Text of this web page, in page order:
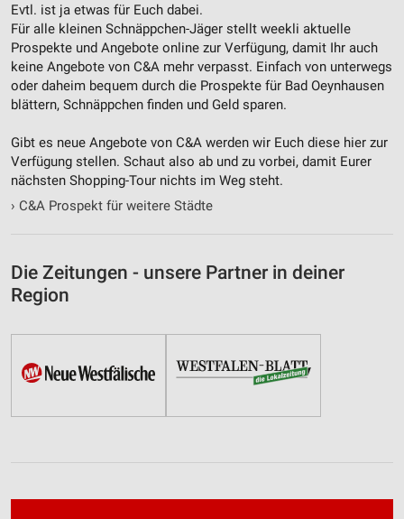
Evtl. ist ja etwas für Euch dabei.
Für alle kleinen Schnäppchen-Jäger stellt weekli aktuelle
Prospekte und Angebote online zur Verfügung, damit Ihr auch
keine Angebote von C&A mehr verpasst. Einfach von unterwegs
oder daheim bequem durch die Prospekte für Bad Oeynhausen
blättern, Schnäppchen finden und Geld sparen.
Gibt es neue Angebote von C&A werden wir Euch diese hier zur
Verfügung stellen. Schaut also ab und zu vorbei, damit Eurer
nächsten Shopping-Tour nichts im Weg steht.
› C&A Prospekt für weitere Städte
Die Zeitungen - unsere Partner in deiner
Region